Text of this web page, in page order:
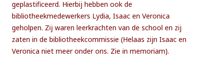
geplastificeerd. Hierbij hebben ook de
bibliotheekmedewerkers Lydia, Isaac en Veronica
geholpen. Zij waren leerkrachten van de school en zij
zaten in de bibliotheekcommissie (Helaas zijn Isaac en
Veronica niet meer onder ons. Zie in memoriam).